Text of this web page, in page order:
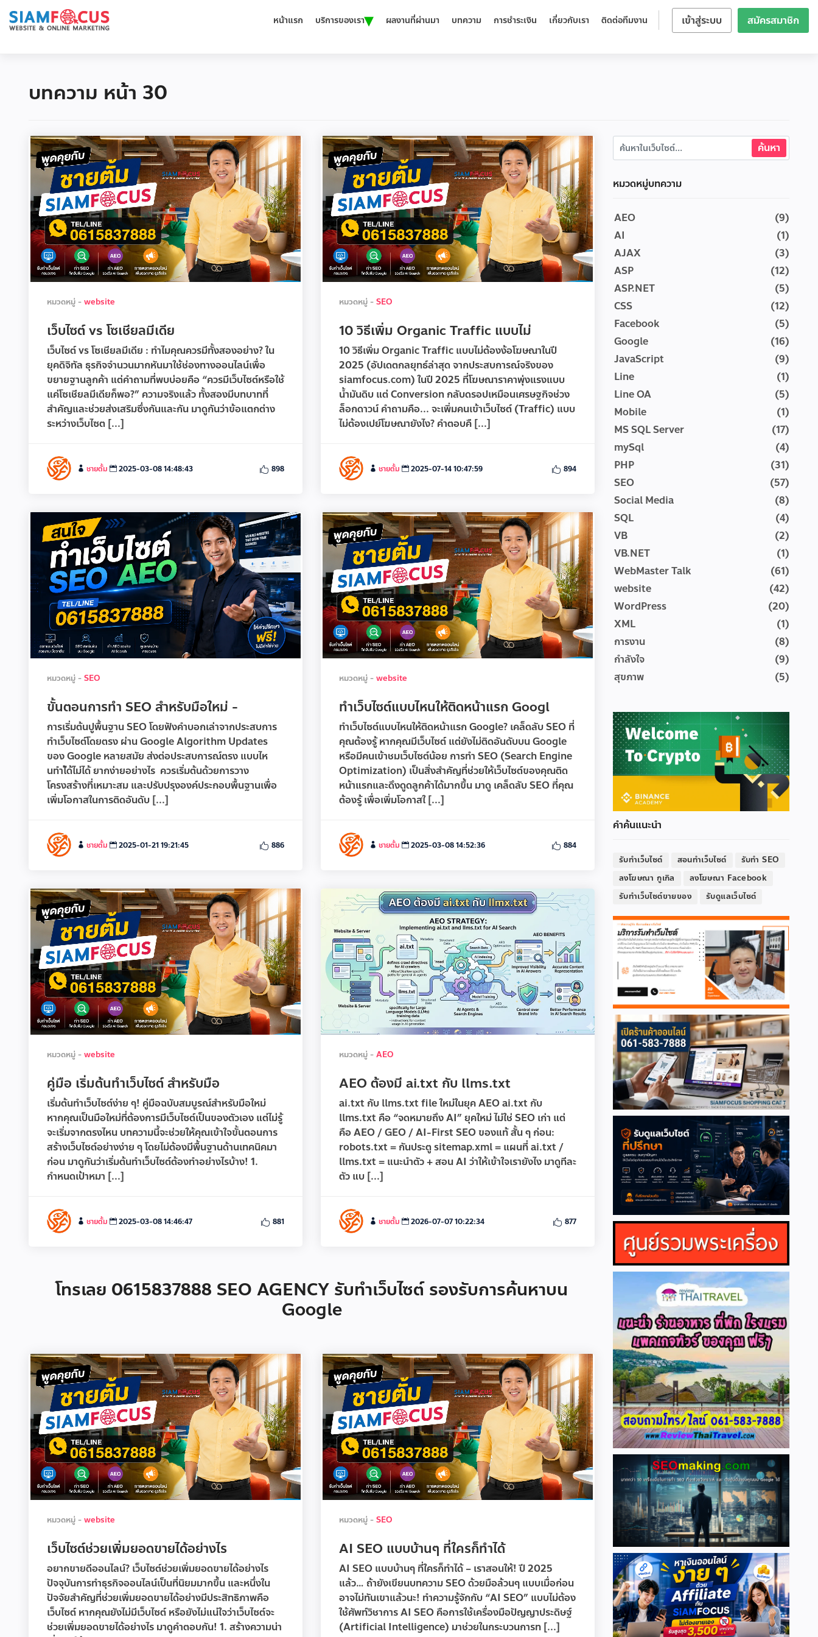
เข้าสู่ระบบ สมัครสมาชิก
หน้าแรก บริการของเรา▾ ผลงานที่ผ่านมา บทความ การชำระเงิน เกี่ยวกับเรา ติดต่อทีมงาน
บทความ หน้า 30
หมวดหมู่ - website
เว็บไซต์ vs โซเชียลมีเดีย
เว็บไซต์ vs โซเชียลมีเดีย : ทำไมคุณควรมีทั้งสองอย่าง? ใน
ยุคดิจิทัล ธุรกิจจำนวนมากหันมาใช้ช่องทางออนไลน์เพื่อ
ขยายฐานลูกค้า แต่คำถามที่พบบ่อยคือ “ควรมีเว็บไซต์หรือใช้
แค่โซเชียลมีเดียก็พอ?” ความจริงแล้ว ทั้งสองมีบทบาทที่
สำคัญและช่วยส่งเสริมซึ่งกันและกัน มาดูกันว่าข้อแตกต่าง
ระหว่างเว็บไซต [...]
ชายตั้ม 2025-03-08 14:48:43 898
หมวดหมู่ - SEO
10 วิธีเพิ่ม Organic Traffic แบบไม่
10 วิธีเพิ่ม Organic Traffic แบบไม่ต้องง้อโฆษณาในปี
2025 (อัปเดตกลยุทธ์ล่าสุด จากประสบการณ์จริงของ
siamfocus.com) ในปี 2025 ที่โฆษณาราคาพุ่งแรงแบบ
น้ำมันดิบ แต่ Conversion กลับดรอปเหมือนเศรษฐกิจช่วง
ล็อกดาวน์ คำถามคือ... จะเพิ่มคนเข้าเว็บไซต์ (Traffic) แบบ
ไม่ต้องเปย์โฆษณายังไง? คำตอบคื [...]
ชายตั้ม 2025-07-14 10:47:59 894
หมวดหมู่ - SEO
ขั้นตอนการทํา SEO สําหรับมือใหม่ -
การเริ่มต้นปูพื้นฐาน SEO โดยฟังคำบอกเล่าจากประสบการ
ทำเว็บไซต์โดยตรง ผ่าน Google Algorithm Updates
ของ Google หลายสมัย ส่งต่อประสบการณ์ตรง แบบไห
นทำไ้ด้ไม่ได้ ยากง่ายอย่างไร ควรเริ่มต้นด้วยการวาง
โครงสร้างที่เหมาะสม และปรับปรุงองค์ประกอบพื้นฐานเพื่อ
เพิ่มโอกาสในการติดอันดับ [...]
ชายตั้ม 2025-01-21 19:21:45 886
หมวดหมู่ - website
ทำเว็บไซต์แบบไหนให้ติดหน้าแรก Googl
ทำเว็บไซต์แบบไหนให้ติดหน้าแรก Google? เคล็ดลับ SEO ที่
คุณต้องรู้ หากคุณมีเว็บไซต์ แต่ยังไม่ติดอันดับบน Google
หรือมีคนเข้าชมเว็บไซต์น้อย การทำ SEO (Search Engine
Optimization) เป็นสิ่งสำคัญที่ช่วยให้เว็บไซต์ของคุณติด
หน้าแรกและดึงดูดลูกค้าได้มากขึ้น มาดู เคล็ดลับ SEO ที่คุณ
ต้องรู้ เพื่อเพิ่มโอกาสใ [...]
ชายตั้ม 2025-03-08 14:52:36 884
หมวดหมู่ - website
คู่มือ เริ่มต้นทำเว็บไซต์ สำหรับมือ
เริ่มต้นทำเว็บไซต์ง่าย ๆ! คู่มือฉบับสมบูรณ์สำหรับมือใหม่
หากคุณเป็นมือใหม่ที่ต้องการมีเว็บไซต์เป็นของตัวเอง แต่ไม่รู้
จะเริ่มจากตรงไหน บทความนี้จะช่วยให้คุณเข้าใจขั้นตอนการ
สร้างเว็บไซต์อย่างง่าย ๆ โดยไม่ต้องมีพื้นฐานด้านเทคนิคมา
ก่อน มาดูกันว่าเริ่มต้นทำเว็บไซต์ต้องทำอย่างไรบ้าง! 1.
กำหนดเป้าหมา [...]
ชายตั้ม 2025-03-08 14:46:47 881
หมวดหมู่ - AEO
AEO ต้องมี ai.txt กับ llms.txt
ai.txt กับ llms.txt file ใหม่ในยุค AEO ai.txt กับ
llms.txt คือ “จดหมายถึง AI” ยุคใหม่ ไม่ใช่ SEO เก่า แต่
คือ AEO / GEO / AI-First SEO ของแท้ สั้น ๆ ก่อน:
robots.txt = กันประตู sitemap.xml = แผนที่ ai.txt /
llms.txt = แนะนำตัว + สอน AI ว่าให้เข้าใจเรายังไง มาดูทีละ
ตัว แบ [...]
ชายตั้ม 2026-07-07 10:22:34 877
โทรเลย 0615837888 SEO AGENCY รับทำเว็บไซต์ รองรับการค้นหาบน
Google
หมวดหมู่ - website
เว็บไซต์ช่วยเพิ่มยอดขายได้อย่างไร
อยากขายดีออนไลน์? เว็บไซต์ช่วยเพิ่มยอดขายได้อย่างไร
ปัจจุบันการทำธุรกิจออนไลน์เป็นที่นิยมมากขึ้น และหนึ่งใน
ปัจจัยสำคัญที่ช่วยเพิ่มยอดขายได้อย่างมีประสิทธิภาพคือ
เว็บไซต์ หากคุณยังไม่มีเว็บไซต์ หรือยังไม่แน่ใจว่าเว็บไซต์จะ
ช่วยเพิ่มยอดขายได้อย่างไร มาดูคำตอบกัน! 1. สร้างความน่า
หมวดหมู่ - SEO
AI SEO แบบบ้านๆ ที่ใครก็ทำได้
AI SEO แบบบ้านๆ ที่ใครก็ทำได้ – เราสอนให้! ปี 2025
แล้ว… ถ้ายังเขียนบทความ SEO ด้วยมือล้วนๆ แบบเมื่อก่อน
อาจไม่ทันเขาแล้วนะ! ทำความรู้จักกับ “AI SEO” แบบไม่ต้อง
ใช้ศัพท์วิชาการ AI SEO คือการใช้เครื่องมือปัญญาประดิษฐ์
(Artificial Intelligence) มาช่วยในกระบวนการท [...]
หมวดหมู่บทความ
AEO
(9)
AI
(1)
AJAX
(3)
ASP
(12)
ASP.NET
(5)
CSS
(12)
Facebook
(5)
Google
(16)
JavaScript
(9)
Line
(1)
Line OA
(5)
Mobile
(1)
MS SQL Server
(17)
mySql
(4)
PHP
(31)
SEO
(57)
Social Media
(8)
SQL
(4)
VB
(2)
VB.NET
(1)
WebMaster Talk
(61)
website
(42)
WordPress
(20)
XML
(1)
การงาน
(8)
กำลังใจ
(9)
สุขภาพ
(5)
คำค้นแนะนำ
รับทำเว็บไซต์ สอนทำเว็บไซต์
รับทำ SEO
ลงโฆษณา กูเกิล
ลงโฆษณา Facebook
รับทำเว็บไซต์ขายของ
รับดูแลเว็บไซต์